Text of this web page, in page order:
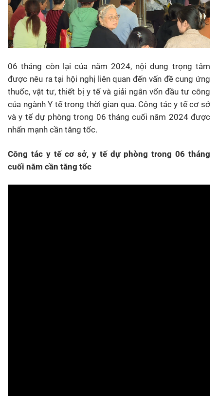
06 tháng còn lại của năm 2024, nội dung trọng tâm
được nêu ra tại hội nghị liên quan đến vấn đề cung ứng
thuốc, vật tư, thiết bị y tế và giải ngân vốn đầu tư công
của ngành Y tế trong thời gian qua. Công tác y tế cơ sở
và y tế dự phòng trong 06 tháng cuối năm 2024 được
nhấn mạnh cần tăng tốc.
Công tác y tế cơ sở, y tế dự phòng trong 06 tháng
cuối năm cần tăng tốc